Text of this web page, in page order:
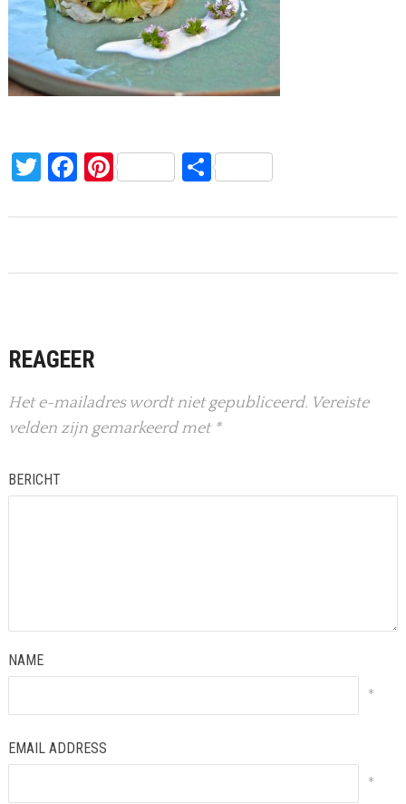
Twitter
Facebook
PinterestDelen
REAGEER
Het e-mailadres wordt niet gepubliceerd. Vereiste
velden zijn gemarkeerd met *
BERICHT
NAME
*
EMAIL ADDRESS
*